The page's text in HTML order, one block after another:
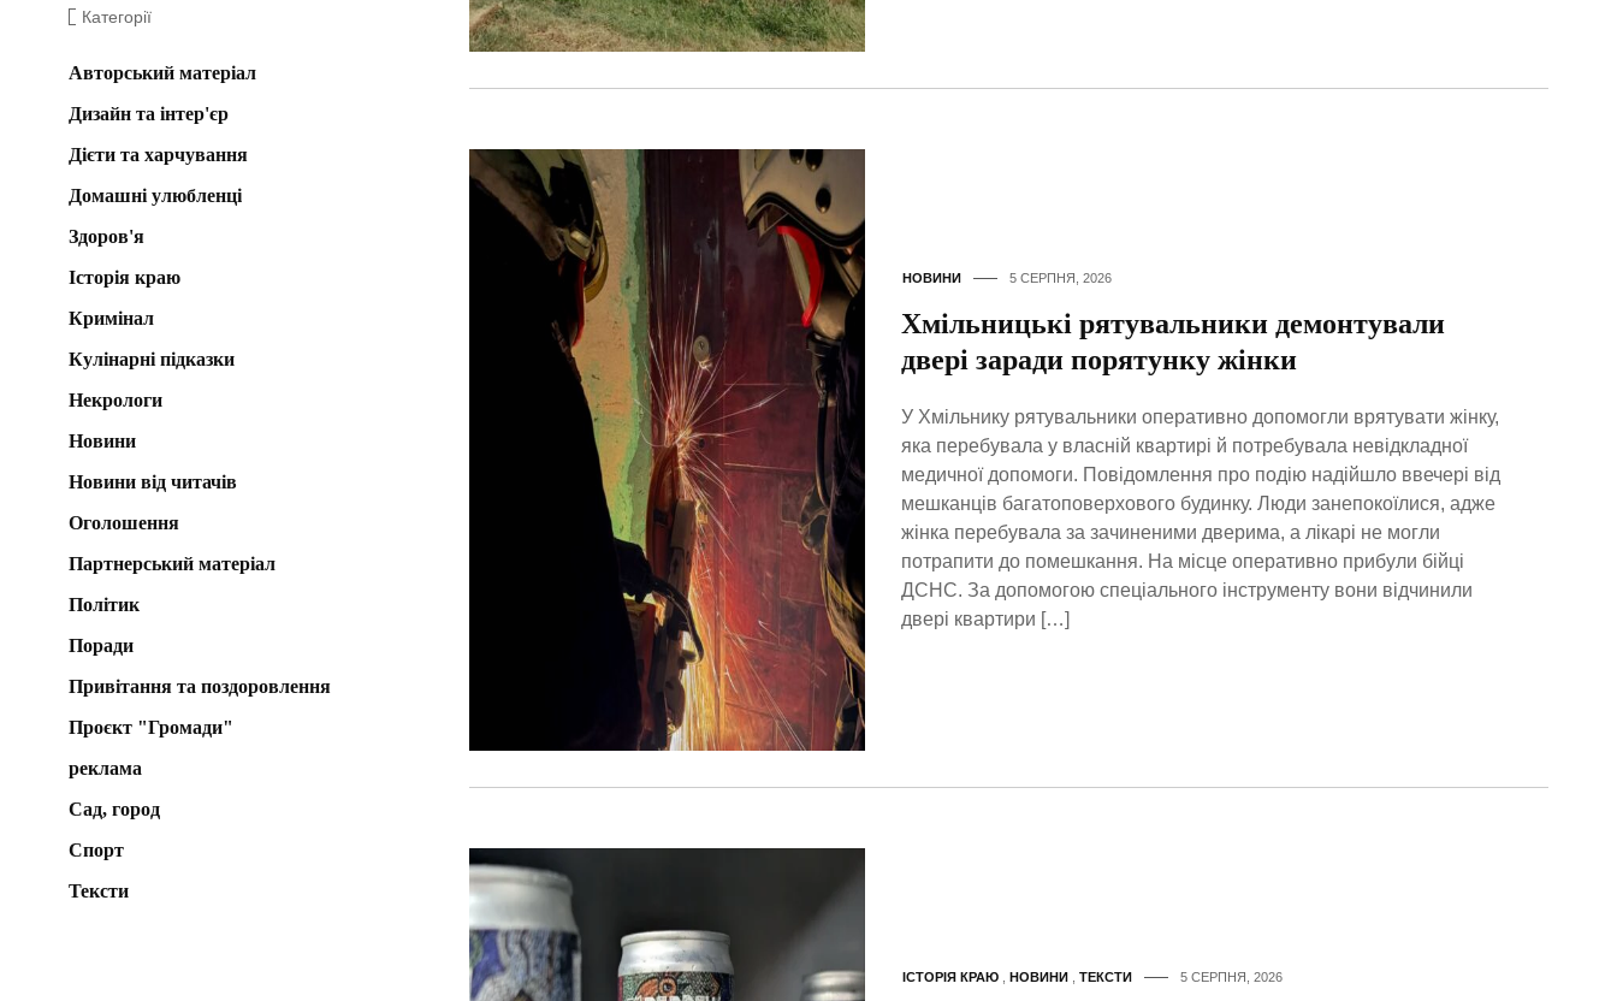
НОВИНИ 5 СЕРПНЯ, 2026
Хмільницькі рятувальники демонтували
двері заради порятунку жінки
У Хмільнику рятувальники оперативно допомогли врятувати жінку,
яка перебувала у власній квартирі й потребувала невідкладної
медичної допомоги. Повідомлення про подію надійшло ввечері від
мешканців багатоповерхового будинку. Люди занепокоїлися, адже
жінка перебувала за зачиненими дверима, а лікарі не могли
потрапити до помешкання. На місце оперативно прибули бійці
ДСНС. За допомогою спеціального інструменту вони відчинили
двері квартири […]
ІСТОРІЯ КРАЮ, НОВИНИ, ТЕКСТИ 5 СЕРПНЯ, 2026
Категорії
Авторський матеріал
Дизайн та інтер'єр
Дієти та харчування
Домашні улюбленці
Здоров'я
Історія краю
Кримінал
Кулінарні підказки
Некрологи
Новини
Новини від читачів
Оголошення
Партнерський матеріал
Політик
Поради
Привітання та поздоровлення
Проєкт "Громади"
реклама
Сад, город
Спорт
Тексти